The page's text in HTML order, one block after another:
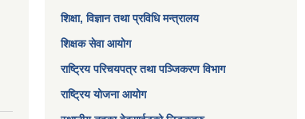
शिक्षा, विज्ञान तथा प्रविधि मन्त्रालय
शिक्षक सेवा आयोग
राष्ट्रिय परिचयपत्र तथा पञ्जिकरण विभाग
राष्ट्रिय योजना आयोग